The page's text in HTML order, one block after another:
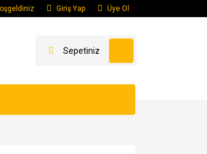
Giriş Yap Üye Ol
Sepetiniz